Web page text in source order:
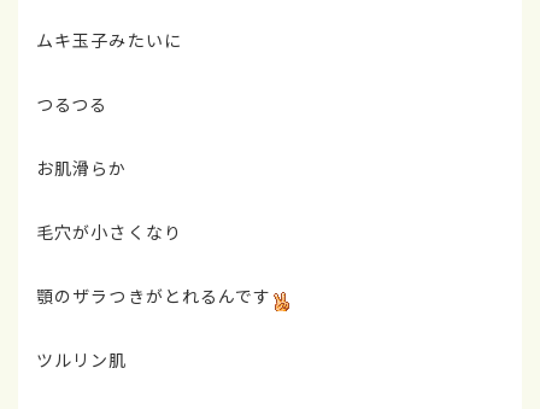
ムキ玉子みたいに
つるつる
お肌滑らか
毛穴が小さくなり
顎のザラつきがとれるんです
ツルリン肌